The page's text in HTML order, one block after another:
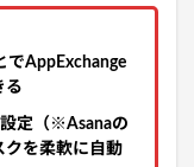
でAppExchange
る
定（※Asanaの
クを柔軟に自動